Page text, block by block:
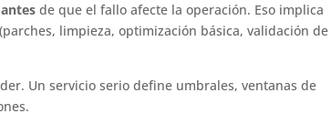
de que el fallo afecte la operación. Eso implica
limpieza, optimización básica, validación de
Un servicio serio define umbrales, ventanas de